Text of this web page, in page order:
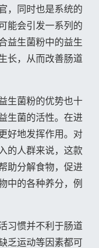
，同时也是系统的
能会引发一系列的
益生菌粉中的益生
长，从而改善肠道
生菌粉的优势也十
生菌的活性。在进
好地发挥作用。对
的人群来说，这款
助分解食物，促进
中的各种养分，例
习惯并不利于肠道
乏运动等因素都可